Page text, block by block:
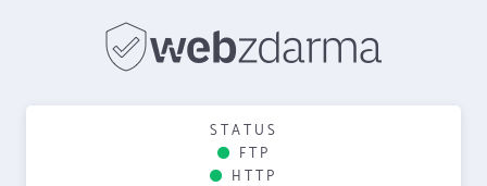
STATUS
FTP
HTTP